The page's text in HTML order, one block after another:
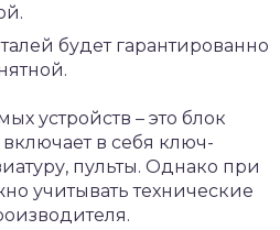
будет гарантированно
устройств – это блок
в себя ключ-
пульты. Однако при
учитывать технические